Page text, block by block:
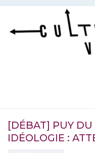
Aller
contenu
[DÉBAT] PUY DU
IDÉOLOGIE :